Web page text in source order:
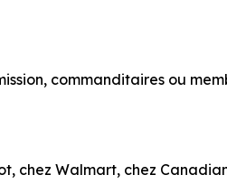
commanditaires ou
chez Walmart, chez